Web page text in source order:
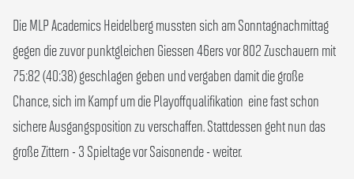
Die MLP Academics Heidelberg mussten sich am Sonntagnachmittag
gegen die zuvor punktgleichen Giessen 46ers vor 802 Zuschauern mit
75:82 (40:38) geschlagen geben und vergaben damit die große
Chance, sich im Kampf um die Playoffqualifikation eine fast schon
sichere Ausgangsposition zu verschaffen. Stattdessen geht nun das
große Zittern - 3 Spieltage vor Saisonende - weiter.